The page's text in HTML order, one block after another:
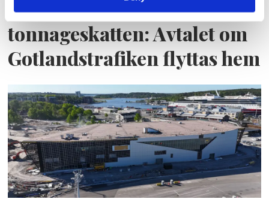
Efter beskedet om
tonnageskatten: Avtalet om
Gotlandstrafiken flyttas hem